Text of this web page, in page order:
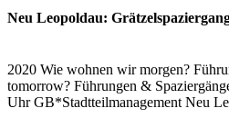
Neu Leopoldau:
2020 Wie wohnen wir morgen?
tomorrow? Führungen &
Uhr GB*Stadtteilmanagement Neu